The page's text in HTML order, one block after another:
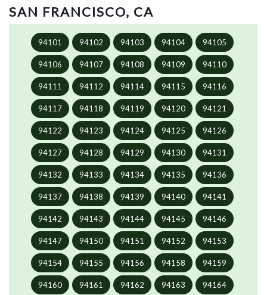
SAN FRANCISCO, CA
94101 94102 94103 94104 94105
94106 94107 94108 94109 94110
94111 94112 94114 94115 94116
94117 94118 94119 94120 94121
94122 94123 94124 94125 94126
94127 94128 94129 94130 94131
94132 94133 94134 94135 94136
94137 94138 94139 94140 94141
94142 94143 94144 94145 94146
94147 94150 94151 94152 94153
94154 94155 94156 94158 94159
94160 94161 94162 94163 94164